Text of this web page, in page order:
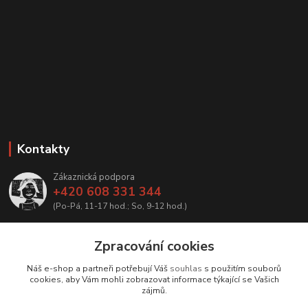
Kontakty
Zákaznická podpora
+420 608 331 344
(Po-Pá, 11-17 hod.; So, 9-12 hod.)
Zpracování cookies
Náš e-shop a partneři potřebují Váš souhlas s použitím souborů
cookies, aby Vám mohli zobrazovat informace týkající se Vašich
zájmů.